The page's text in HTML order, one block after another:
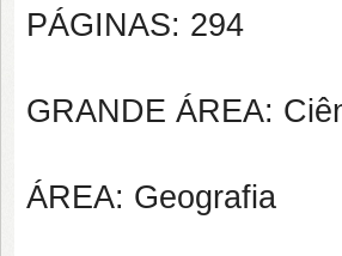
PÁGINAS: 294
GRANDE ÁREA:
ÁREA: Geografia